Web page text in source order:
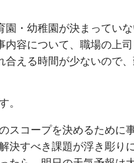
園・幼稚園が決まってい
内容について、職場の上
合える時間が少ないので
。
スコープを決めるために
決すべき課題が浮き彫り